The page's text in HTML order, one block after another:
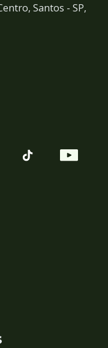
Santos - SP,